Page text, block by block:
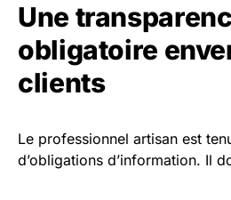
Une
obligatoire
clients
Le professionnel artisan est
d’obligations d’information. Il